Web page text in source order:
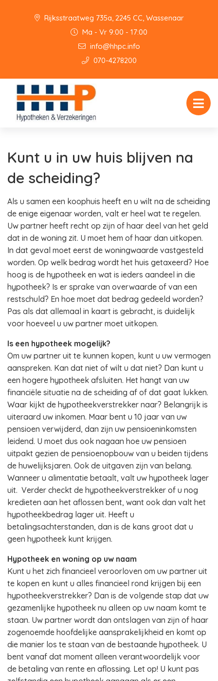
Rijksstraatweg 735a, 2245 CC, Wassenaar
Ma - Vr 9:00 - 17:00
info@hhpc.info
070-4278200
Kunt u in uw huis blijven na
de scheiding?
Als u samen een koophuis heeft en u wilt na de scheiding
de enige eigenaar worden, valt er heel wat te regelen.
Uw partner heeft recht op zijn of haar deel van het geld
dat in de woning zit. U moet hem of haar dan uitkopen.
In dat geval moet eerst de woningwaarde vastgesteld
worden. Op welk bedrag wordt het huis getaxeerd? Hoe
hoog is de hypotheek en wat is ieders aandeel in die
hypotheek? Is er sprake van overwaarde of van een
restschuld? En hoe moet dat bedrag gedeeld worden?
Pas als dat allemaal in kaart is gebracht, is duidelijk
voor hoeveel u uw partner moet uitkopen.
Is een hypotheek mogelijk?
Om uw partner uit te kunnen kopen, kunt u uw vermogen
aanspreken. Kan dat niet of wilt u dat niet? Dan kunt u
een hogere hypotheek afsluiten. Het hangt van uw
financiële situatie na de scheiding af of dat gaat lukken.
Waar kijkt de hypotheekverstrekker naar? Belangrijk is
uiteraard uw inkomen. Maar bent u 10 jaar van uw
pensioen verwijderd, dan zijn uw pensioeninkomsten
leidend. U moet dus ook nagaan hoe uw pensioen
uitpakt gezien de pensioenopbouw van u beiden tijdens
de huwelijksjaren. Ook de uitgaven zijn van belang.
Wanneer u alimentatie betaalt, valt uw hypotheek lager
uit. Verder checkt de hypotheekverstrekker of u nog
kredieten aan het aflossen bent, want ook dan valt het
hypotheekbedrag lager uit. Heeft u
betalingsachterstanden, dan is de kans groot dat u
geen hypotheek kunt krijgen.
Hypotheek en woning op uw naam
Kunt u het zich financieel veroorloven om uw partner uit
te kopen en kunt u alles financieel rond krijgen bij een
hypotheekverstrekker? Dan is de volgende stap dat uw
gezamenlijke hypotheek nu alleen op uw naam komt te
staan. Uw partner wordt dan ontslagen van zijn of haar
zogenoemde hoofdelijke aansprakelijkheid en komt op
die manier los te staan van de bestaande hypotheek. U
bent vanaf dat moment alleen verantwoordelijk voor
de betaling van rente en aflossing. Let op! U kunt pas